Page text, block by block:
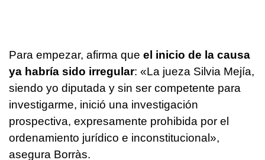
Para empezar, afirma que el inicio de la causa
ya habría sido irregular: «La jueza Silvia Mejía,
siendo yo diputada y sin ser competente para
investigarme, inició una investigación
prospectiva, expresamente prohibida por el
ordenamiento jurídico e inconstitucional»,
asegura Borràs.